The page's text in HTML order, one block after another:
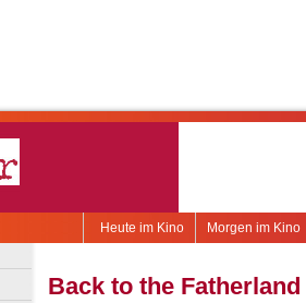
Morgen im Kino
Heute im Kino
Back to the Fatherland